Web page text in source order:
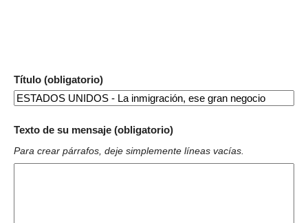
Título (obligatorio)
Texto de su mensaje (obligatorio)
Para crear párrafos, deje simplemente líneas vacías.